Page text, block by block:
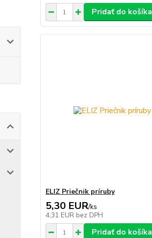
Pridať do košíka
ELIZ Priečnik príruby
5,30 EUR/ks
4,31 EUR bez DPH
Pridať do košíka